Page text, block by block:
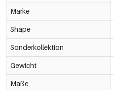
Marke
Shape
Sonderkollektion
Gewicht
Maße